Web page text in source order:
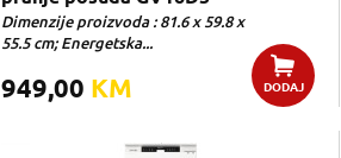
Dimenzije proizvoda : 81.6 x 59.8 x
55.5 cm; Energetska...
949,00 KM DODAJ